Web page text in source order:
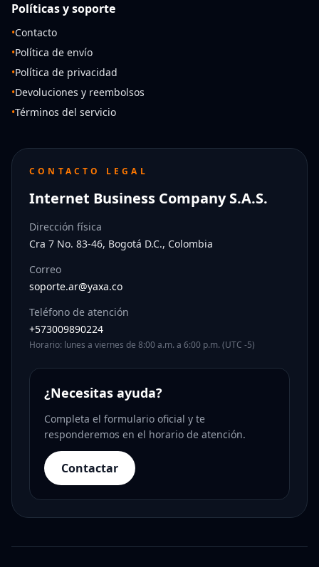
Políticas y soporte
•Contacto
•Política de envío
•Política de privacidad
•Devoluciones y reembolsos
•Términos del servicio
CONTACTO LEGAL
Internet Business Company S.A.S.
Dirección física
Cra 7 No. 83-46, Bogotá D.C., Colombia
Correo
soporte.ar@yaxa.co
Teléfono de atención
+573009890224
Horario: lunes a viernes de 8:00 a.m. a 6:00 p.m. (UTC -5)
¿Necesitas ayuda?
Completa el formulario oficial y te
responderemos en el horario de atención.
Contactar